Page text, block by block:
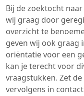
Bij de zoektocht
wij graag door
overzicht te
geven wij ook graag
oriëntatie voor een
kan je terecht voor
vraagstukken. Zet
vervolgens in